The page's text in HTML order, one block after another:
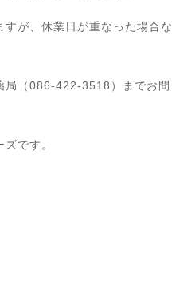
が、休業日が重なった場合な
局（086-422-3518）までお問
です。